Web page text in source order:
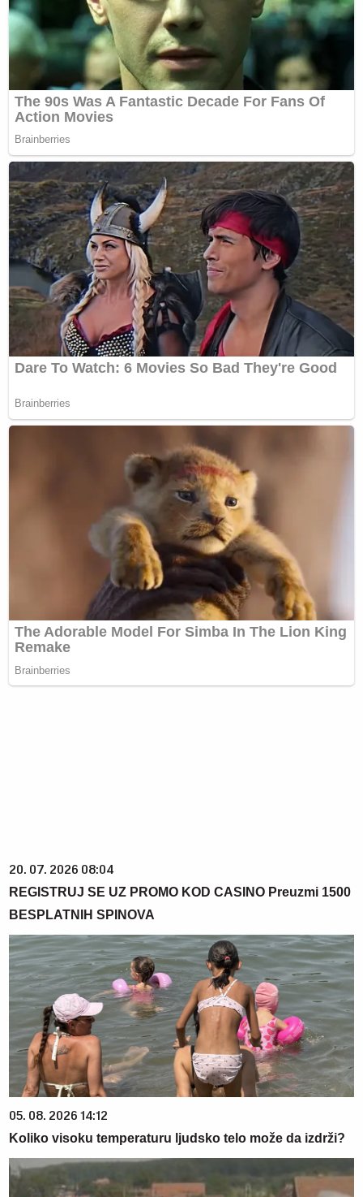
20. 07. 2026 08:04
REGISTRUJ SE UZ PROMO KOD CASINO Preuzmi 1500
BESPLATNIH SPINOVA
05. 08. 2026 14:12
Koliko visoku temperaturu ljudsko telo može da izdrži?